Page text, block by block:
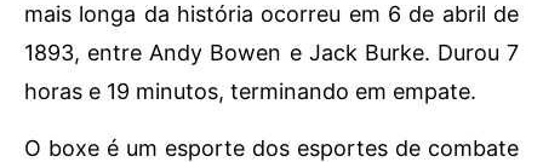
mais longa da história ocorreu em 6 de abril de
1893, entre Andy Bowen e Jack Burke. Durou 7
horas e 19 minutos, terminando em empate.
O boxe é um esporte dos esportes de combate